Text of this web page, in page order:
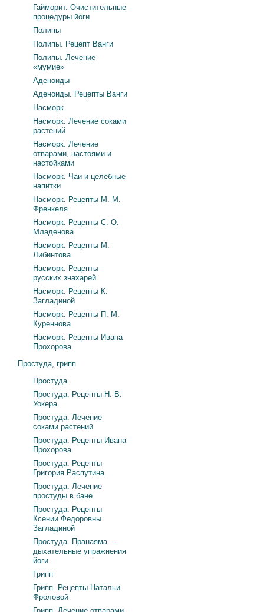
Гайморит. Очистительные
процедуры йоги
Полипы
Полипы. Рецепт Ванги
Полипы. Лечение
«мумие»
Аденоиды
Аденоиды. Рецепты Ванги
Насморк
Насморк. Лечение соками
растений
Насморк. Лечение
отварами, настоями и
настойками
Насморк. Чаи и целебные
напитки
Насморк. Рецепты М. М.
Френкеля
Насморк. Рецепты С. О.
Младенова
Насморк. Рецепты М.
Либинтова
Насморк. Рецепты
русских знахарей
Насморк. Рецепты К.
Загладиной
Насморк. Рецепты П. М.
Куреннова
Насморк. Рецепты Ивана
Прохорова
Простуда, грипп
Простуда
Простуда. Рецепты Н. В.
Уокера
Простуда. Лечение
соками растений
Простуда. Рецепты Ивана
Прохорова
Простуда. Рецепты
Григория Распутина
Простуда. Лечение
простуды в бане
Простуда. Рецепты
Ксении Федоровны
Загладиной
Простуда. Пранаяма —
дыхательные упражнения
йоги
Грипп
Грипп. Рецепты Натальи
Фроловой